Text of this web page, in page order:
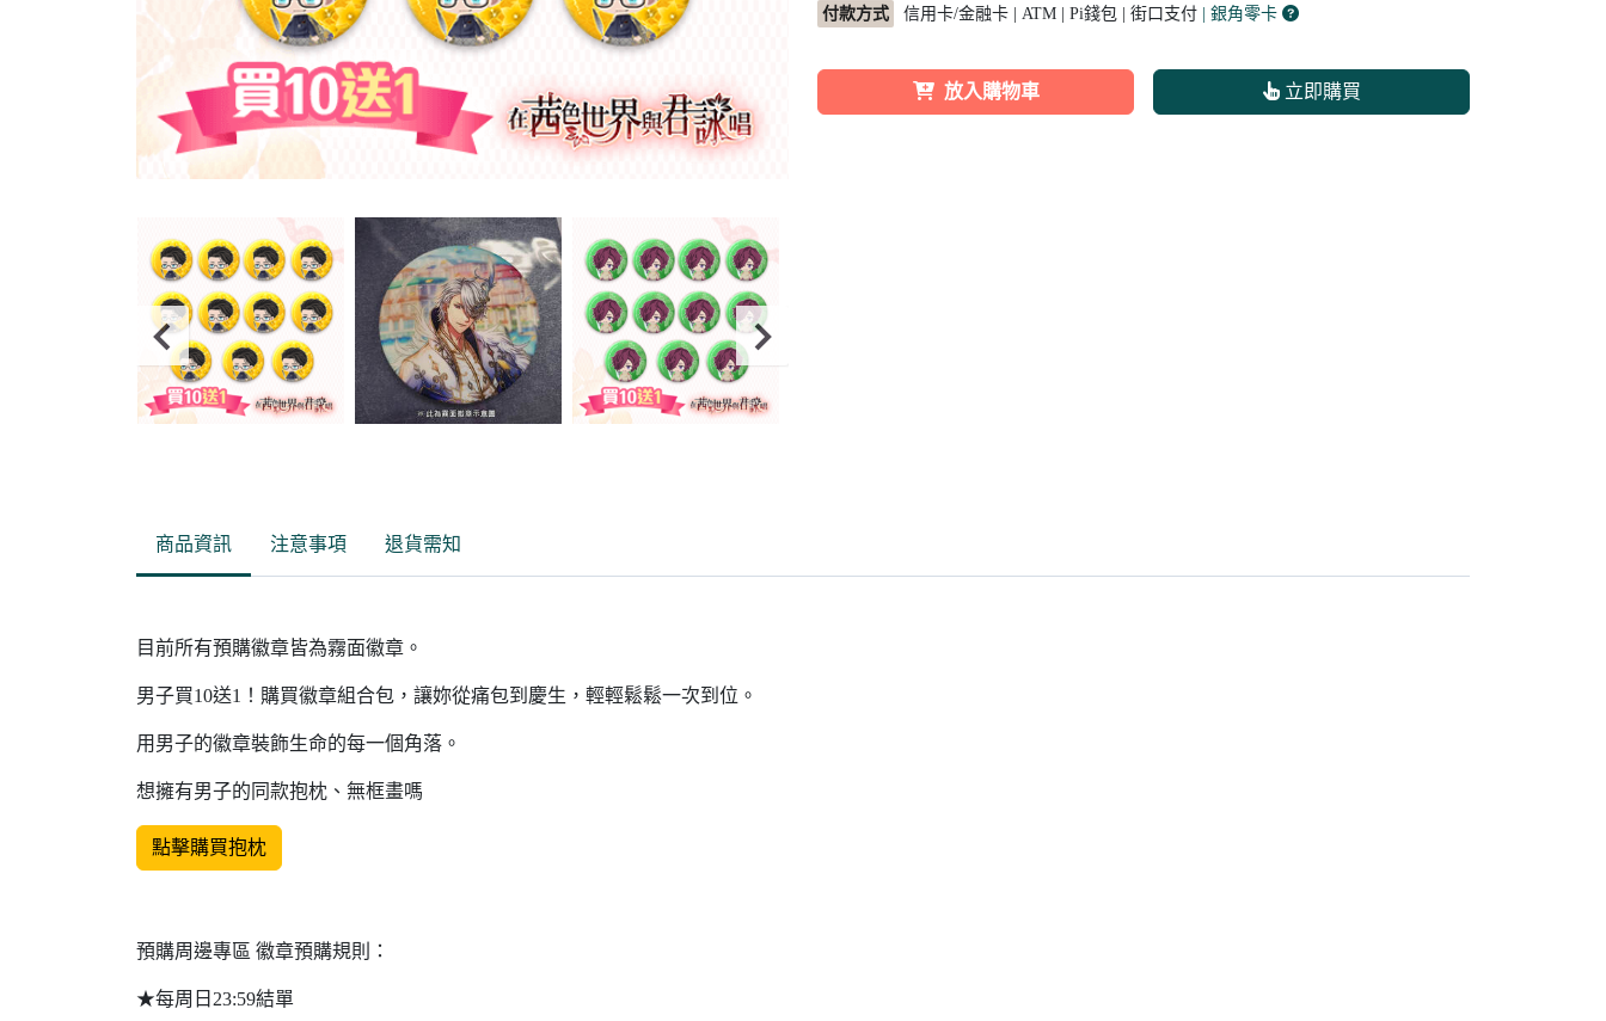
付款方式 信用卡/金融卡 | ATM | Pi錢包 | 街口支付 | 銀角零卡
放入購物車 立即購買
商品資訊 注意事項 退貨需知
目前所有預購徽章皆為霧面徽章。
男子買10送1！購買徽章組合包，讓妳從痛包到慶生，輕輕鬆鬆一次到位。
用男子的徽章裝飾生命的每一個角落。
想擁有男子的同款抱枕、無框畫嗎
點擊購買抱枕
預購周邊專區 徽章預購規則：
★每周日23:59結單